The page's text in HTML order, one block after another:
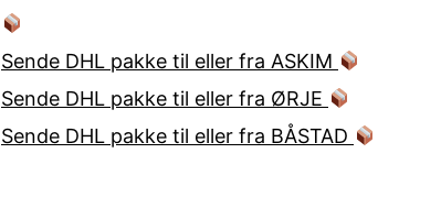
Sende DHL pakke til eller fra ASKIM
Sende DHL pakke til eller fra ØRJE
Sende DHL pakke til eller fra BÅSTAD